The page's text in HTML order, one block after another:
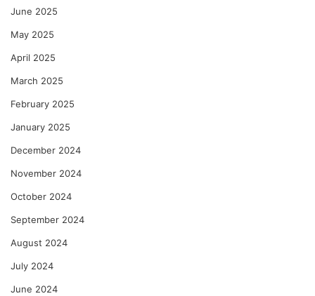
June 2025
May 2025
April 2025
March 2025
February 2025
January 2025
December 2024
November 2024
October 2024
September 2024
August 2024
July 2024
June 2024